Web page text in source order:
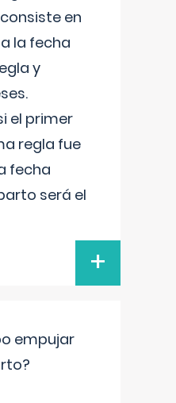
en
la fecha
y
el primer
regla fue
fecha
será el
+
empujar